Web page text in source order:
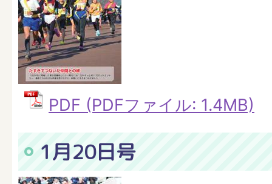
PDF (PDFファイル: 1.4MB)
1月20日号